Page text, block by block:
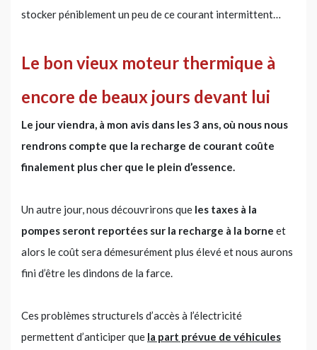
stocker péniblement un peu de ce courant intermittent…
Le bon vieux moteur thermique à
encore de beaux jours devant lui
Le jour viendra, à mon avis dans les 3 ans, où nous nous
rendrons compte que la recharge de courant coûte
finalement plus cher que le plein d’essence.
Un autre jour, nous découvrirons que les taxes à la
pompes seront reportées sur la recharge à la borne et
alors le coût sera démesurément plus élevé et nous aurons
fini d’être les dindons de la farce.
Ces problèmes structurels d’accès à l’électricité
permettent d’anticiper que la part prévue de véhicules